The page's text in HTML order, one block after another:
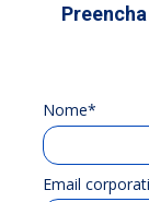
Nome*
Email